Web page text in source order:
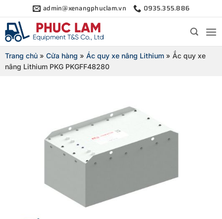
qua
nội
dung
admin@xenangphuclam.vn 0935.355.886
Trang chủ » Cửa hàng » Ác quy xe nâng Lithium » Ắc quy xe
nâng Lithium PKG PKGFF48280